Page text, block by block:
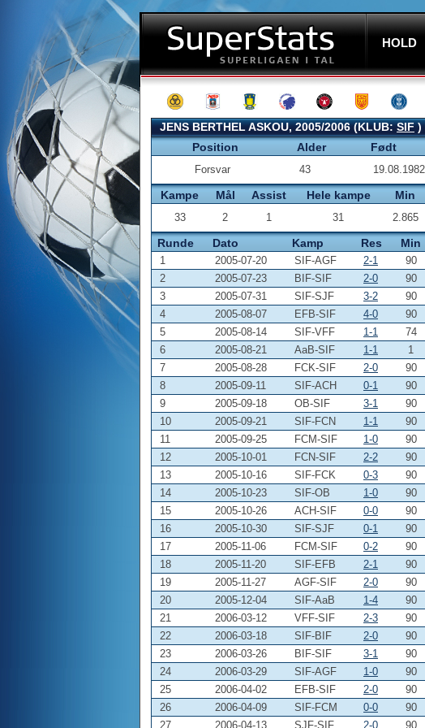
HOLD
JENS BERTHEL ASKOU, 2005/2006 (KLUB:SIF)
Position
Alder Født
Forsvar 43 19.08.1982
Kampe Mål Assist Hele kampe Min
33 2 1 31 2.865
Runde Dato Kamp Res Min
1 2005-07-20 SIF-AGF 2-1
90
2
2005-07-23 BIF-SIF 2-0
90
3
2005-07-31 SIF-SJF 3-2 90
4
2005-08-07 EFB-SIF 4-0
90
5
2005-08-14 SIF-VFF 1-1 74
6
2005-08-21 AaB-SIF 1-1
1
7
2005-08-28 FCK-SIF 2-0
90
8
2005-09-11 SIF-ACH 0-1
90
9
2005-09-18 OB-SIF 3-1
90
10
2005-09-21 SIF-FCN 1-1
90
11
2005-09-25 FCM-SIF 1-0
90
12
2005-10-01 FCN-SIF 2-2
90
13
2005-10-16 SIF-FCK 0-3
90
14
2005-10-23 SIF-OB 1-0
90
15
2005-10-26 ACH-SIF 0-0
90
16
2005-10-30 SIF-SJF 0-1
90
17
2005-11-06 FCM-SIF 0-2
90
18
2005-11-20 SIF-EFB 2-1 90
19
2005-11-27 AGF-SIF 2-0
90
20
2005-12-04 SIF-AaB 1-4
90
21
2006-03-12 VFF-SIF 2-3
90
22
2006-03-18 SIF-BIF 2-0
90
23
2006-03-26 BIF-SIF 3-1
90
24
2006-03-29 SIF-AGF 1-0 90
25
2006-04-02 EFB-SIF 2-0
90
26
2006-04-09 SIF-FCM 0-0
90
27
2006-04-13 SJF-SIF 2-0 90